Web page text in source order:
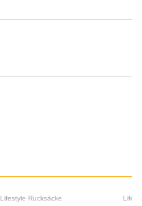
Lifestyle Rucksäcke